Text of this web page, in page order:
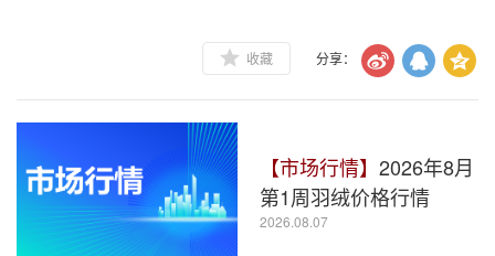
收藏 分享：
【市场行情】 2026年8月
第1周羽绒价格行情
2026.08.07